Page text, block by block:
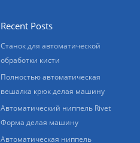
Recent Posts
Станок для автоматической
обработки кисти
Полностью автоматическая
вешалка крюк делая машину
Автоматический ниппель Rivet
Форма делая машину
Автоматическая ниппель